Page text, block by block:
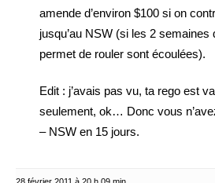
amende d’environ $100 si on
jusqu’au NSW (si les 2 semaines
permet de rouler sont écoulées).
Edit : j’avais pas vu, ta rego est
seulement, ok… Donc vous
– NSW en 15 jours.